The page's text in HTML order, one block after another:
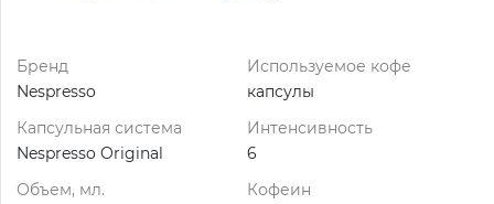
Бренд
Nespresso
Используемое кофе
капсулы
Капсульная система
Nespresso Original
Интенсивность
6
Объем, мл.
Кофеин